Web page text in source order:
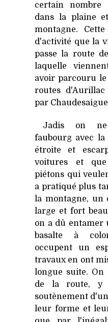
certain nombre
dans la plaine
montagne.
d'activité que la
passe la route
laquelle
avoir parcouru
routes
par
Jadis on ne
faubourg avec
étroite et
voitures et
piétons qui
a pratiqué plus
la montagne, un
large et fort
on a dû entamer
basalte à
occupent un
travaux en ont
longue suite. On
de la route, y
soutènement
leur forme et